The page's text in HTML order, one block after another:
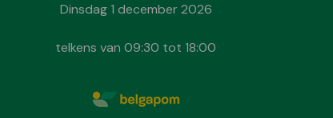
Dinsdag 1 december 2026
telkens van 09:30 tot 18:00